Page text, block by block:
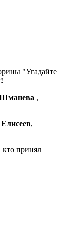
"Угадайте
,
,
кто принял